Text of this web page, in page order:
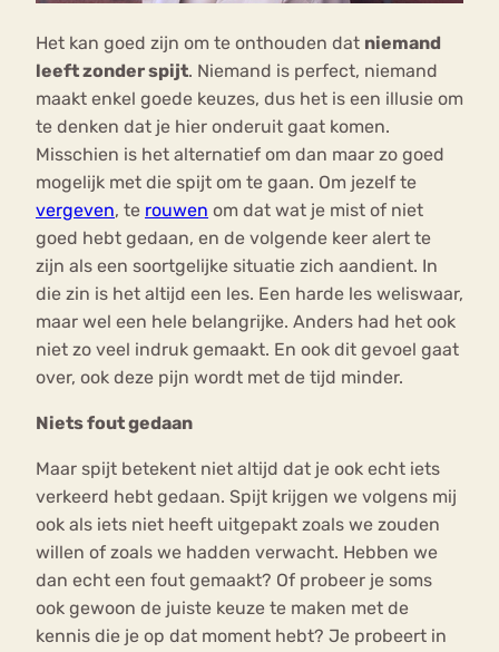
Het kan goed zijn om te onthouden dat niemand
leeft zonder spijt. Niemand is perfect, niemand
maakt enkel goede keuzes, dus het is een illusie om
te denken dat je hier onderuit gaat komen.
Misschien is het alternatief om dan maar zo goed
mogelijk met die spijt om te gaan. Om jezelf te
vergeven, te rouwen om dat wat je mist of niet
goed hebt gedaan, en de volgende keer alert te
zijn als een soortgelijke situatie zich aandient. In
die zin is het altijd een les. Een harde les weliswaar,
maar wel een hele belangrijke. Anders had het ook
niet zo veel indruk gemaakt. En ook dit gevoel gaat
over, ook deze pijn wordt met de tijd minder.
Niets fout gedaan
Maar spijt betekent niet altijd dat je ook echt iets
verkeerd hebt gedaan. Spijt krijgen we volgens mij
ook als iets niet heeft uitgepakt zoals we zouden
willen of zoals we hadden verwacht. Hebben we
dan echt een fout gemaakt? Of probeer je soms
ook gewoon de juiste keuze te maken met de
kennis die je op dat moment hebt? Je probeert in